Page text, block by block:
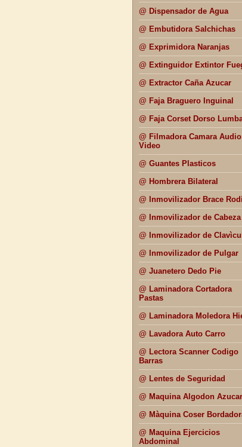
@ Dispensador de Agua
@ Embutidora Salchichas
@ Exprimidora Naranjas
@ Extinguidor Extintor
@ Extractor Caña Azucar
@ Faja Braguero Inguinal
@ Faja Corset Dorso
@ Filmadora Camara Audio
Video
@ Guantes Plasticos
@ Hombrera Bilateral
@ Inmovilizador Brace
@ Inmovilizador de Cabeza
@ Inmovilizador de
@ Inmovilizador de Pulgar
@ Juanetero Dedo Pie
@ Laminadora Cortadora
Pastas
@ Laminadora Moledora
@ Lavadora Auto Carro
@ Lectora Scanner Codigo
Barras
@ Lentes de Seguridad
@ Maquina Algodon Azucar
@ Màquina Coser
@ Maquina Ejercicios
Abdominal